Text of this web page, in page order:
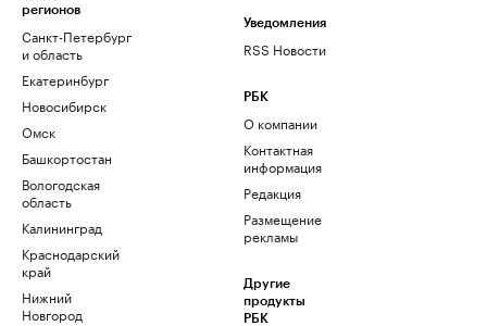
регионов
Санкт-Петербург
и область
Екатеринбург
Новосибирск
Омск
Башкортостан
Вологодская
область
Калининград
Краснодарский
край
Нижний
Новгород
Уведомления
RSS Новости
РБК
О компании
Контактная
информация
Редакция
Размещение
рекламы
Другие
продукты
РБК